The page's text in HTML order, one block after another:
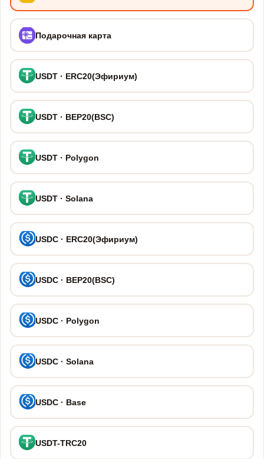
Подарочная карта
USDT · ERC20(Эфириум)
USDT · BEP20(BSC)
USDT · Polygon
USDT · Solana
USDC · ERC20(Эфириум)
USDC · BEP20(BSC)
USDC · Polygon
USDC · Solana
USDC · Base
USDT-TRC20